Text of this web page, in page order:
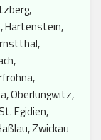
Hartenstein,
Oberlungwitz,
Egidien,
Zwickau